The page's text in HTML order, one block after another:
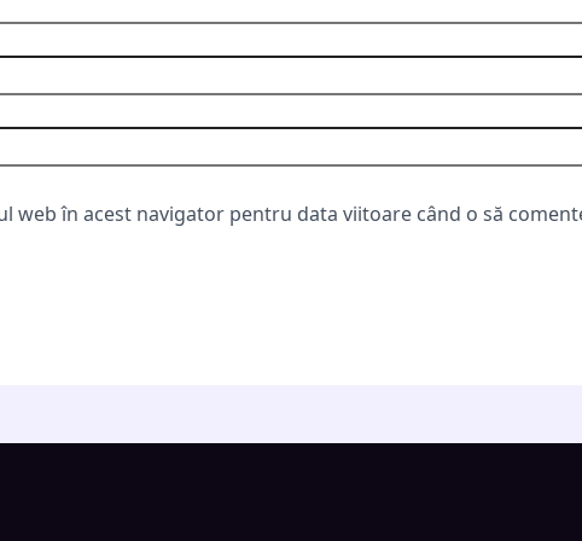
web în acest navigator pentru data viitoare când o să